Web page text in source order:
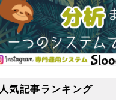
人気記事ランキング